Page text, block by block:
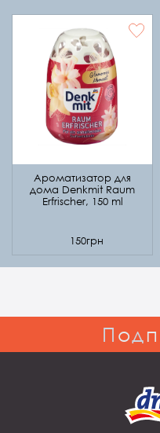
Ароматизатор для
дома Denkmit Raum
Erfrischer, 150 ml
150грн
Подп